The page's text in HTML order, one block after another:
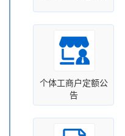
个体工商户定额公
告